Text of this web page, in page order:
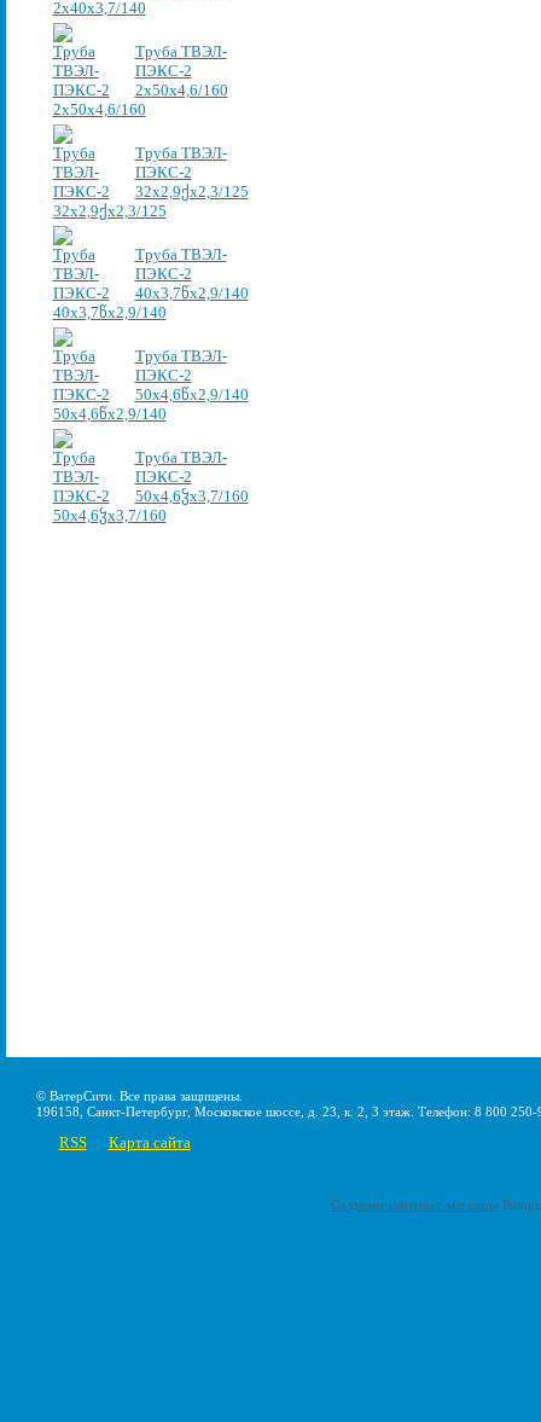
Труба ТВЭЛ-
ПЭКС-2
2x50x4,6/160
Труба ТВЭЛ-
ПЭКС-2
32х2,9ქх2,3/125
Труба ТВЭЛ-
ПЭКС-2
40х3,7წх2,9/140
Труба ТВЭЛ-
ПЭКС-2
50х4,6წх2,9/140
Труба ТВЭЛ-
ПЭКС-2
50х4,6ჴх3,7/160
© ВатерСити. Все права защищены.
196158, Санкт-Петербург, Московское шоссе, д. 23, к. 2, 3 этаж. Телефон: 8 800
RSS Карта сайта
Создание интернет-магазина